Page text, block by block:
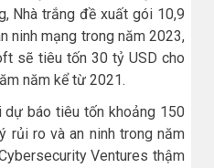
Nhà trắng đề xuất gói 10,9
ninh mạng trong năm 2023,
sẽ tiêu tốn 30 tỷ USD cho
năm kể từ 2021.
dự báo tiêu tốn khoảng 150
rủi ro và an ninh trong năm
Ventures thậm